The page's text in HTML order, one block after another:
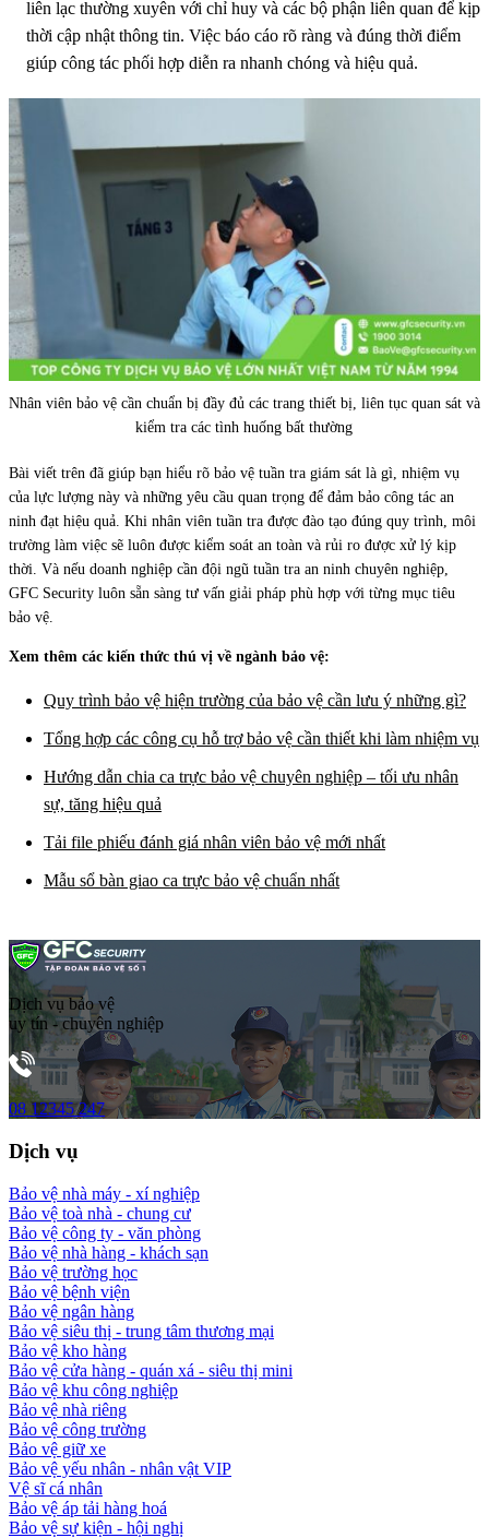
liên lạc thường xuyên với chỉ huy và các bộ phận liên quan để kịp
thời cập nhật thông tin. Việc báo cáo rõ ràng và đúng thời điểm
giúp công tác phối hợp diễn ra nhanh chóng và hiệu quả.
Nhân viên bảo vệ cần chuẩn bị đầy đủ các trang thiết bị, liên tục quan sát và
kiểm tra các tình huống bất thường
Bài viết trên đã giúp bạn hiểu rõ bảo vệ tuần tra giám sát là gì, nhiệm vụ
của lực lượng này và những yêu cầu quan trọng để đảm bảo công tác an
ninh đạt hiệu quả. Khi nhân viên tuần tra được đào tạo đúng quy trình, môi
trường làm việc sẽ luôn được kiểm soát an toàn và rủi ro được xử lý kịp
thời. Và nếu doanh nghiệp cần đội ngũ tuần tra an ninh chuyên nghiệp,
GFC Security luôn sẵn sàng tư vấn giải pháp phù hợp với từng mục tiêu
bảo vệ.
Xem thêm các kiến thức thú vị về ngành bảo vệ:
Quy trình bảo vệ hiện trường của bảo vệ cần lưu ý những gì?
Tổng hợp các công cụ hỗ trợ bảo vệ cần thiết khi làm nhiệm vụ
Hướng dẫn chia ca trực bảo vệ chuyên nghiệp – tối ưu nhân
sự, tăng hiệu quả
Tải file phiếu đánh giá nhân viên bảo vệ mới nhất
Mẫu sổ bàn giao ca trực bảo vệ chuẩn nhất
Dịch vụ bảo vệ
uy tín - chuyên nghiệp
08 12345 247
Dịch vụ
Bảo vệ nhà máy - xí nghiệp
Bảo vệ toà nhà - chung cư
Bảo vệ công ty - văn phòng
Bảo vệ nhà hàng - khách sạn
Bảo vệ trường học
Bảo vệ bệnh viện
Bảo vệ ngân hàng
Bảo vệ siêu thị - trung tâm thương mại
Bảo vệ kho hàng
Bảo vệ cửa hàng - quán xá - siêu thị mini
Bảo vệ khu công nghiệp
Bảo vệ nhà riêng
Bảo vệ công trường
Bảo vệ giữ xe
Bảo vệ yếu nhân - nhân vật VIP
Vệ sĩ cá nhân
Bảo vệ áp tải hàng hoá
Bảo vệ sự kiện - hội nghị